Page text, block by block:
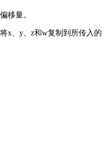
移量。
x、y、z和w复制到所传入的